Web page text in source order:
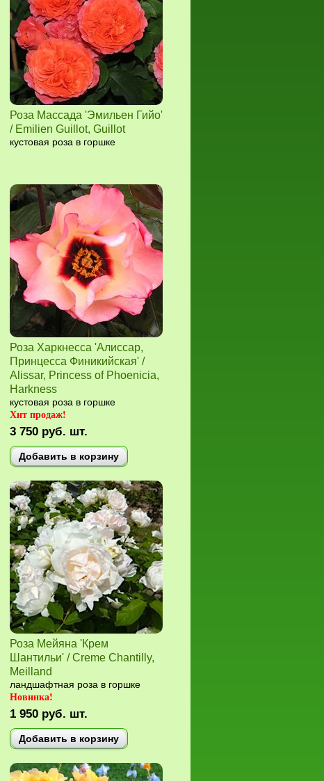
Роза Массада 'Эмильен Гийо'
/ Emilien Guillot, Guillot
кустовая роза в горшке
Роза Харкнесса 'Алиссар,
Принцесса Финикийская' /
Alissar, Princess of Phoenicia,
Harkness
кустовая роза в горшке
Хит продаж!
3 750 руб. шт.
Добавить в корзину
Роза Мейяна 'Крем
Шантильи' / Creme Chantilly,
Meilland
ландшафтная роза в горшке
Новинка!
1 950 руб. шт.
Добавить в корзину